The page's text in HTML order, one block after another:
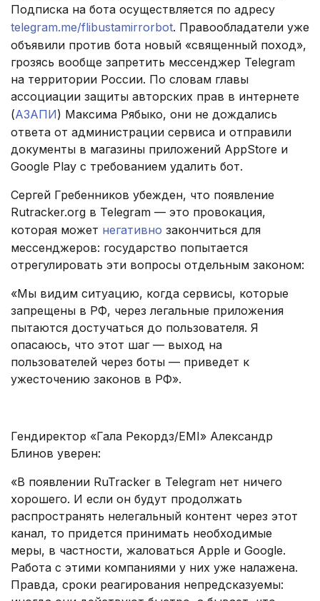
Подписка на бота осуществляется по адресу
telegram.me/flibustamirrorbot. Правообладатели уже
объявили против бота новый «священный поход»,
грозясь вообще запретить мессенджер Telegram
на территории России. По словам главы
ассоциации защиты авторских прав в интернете
(АЗАПИ) Максима Рябыко, они не дождались
ответа от администрации сервиса и отправили
документы в магазины приложений AppStore и
Google Play с требованием удалить бот.
Сергей Гребенников убежден, что появление
Rutracker.org в Telegram — это провокация,
которая может негативно закончиться для
мессенджеров: государство попытается
отрегулировать эти вопросы отдельным законом:
«Мы видим ситуацию, когда сервисы, которые
запрещены в РФ, через легальные приложения
пытаются достучаться до пользователя. Я
опасаюсь, что этот шаг — выход на
пользователей через боты — приведет к
ужесточению законов в РФ».
Гендиректор «Гала Рекордз/EMI» Александр
Блинов уверен:
«В появлении RuTracker в Telegram нет ничего
хорошего. И если он будут продолжать
распространять нелегальный контент через этот
канал, то придется принимать необходимые
меры, в частности, жаловаться Apple и Google.
Работа с этими компаниями у них уже налажена.
Правда, сроки реагирования непредсказуемы: